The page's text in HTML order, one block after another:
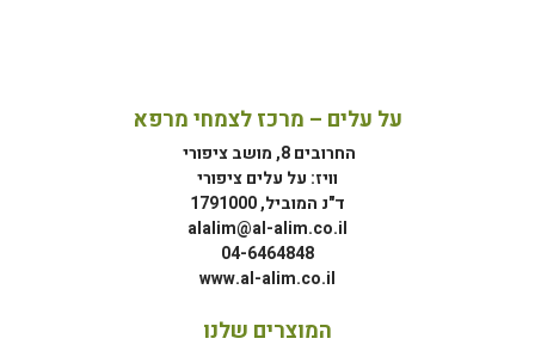
על עלים – מרכז לצמחי מרפא
החרובים 8, מושב ציפורי
וויז: על עלים ציפורי
ד"נ המוביל, 1791000
alalim@al-alim.co.il
04-6464848
www.al-alim.co.il
המוצרים שלנו